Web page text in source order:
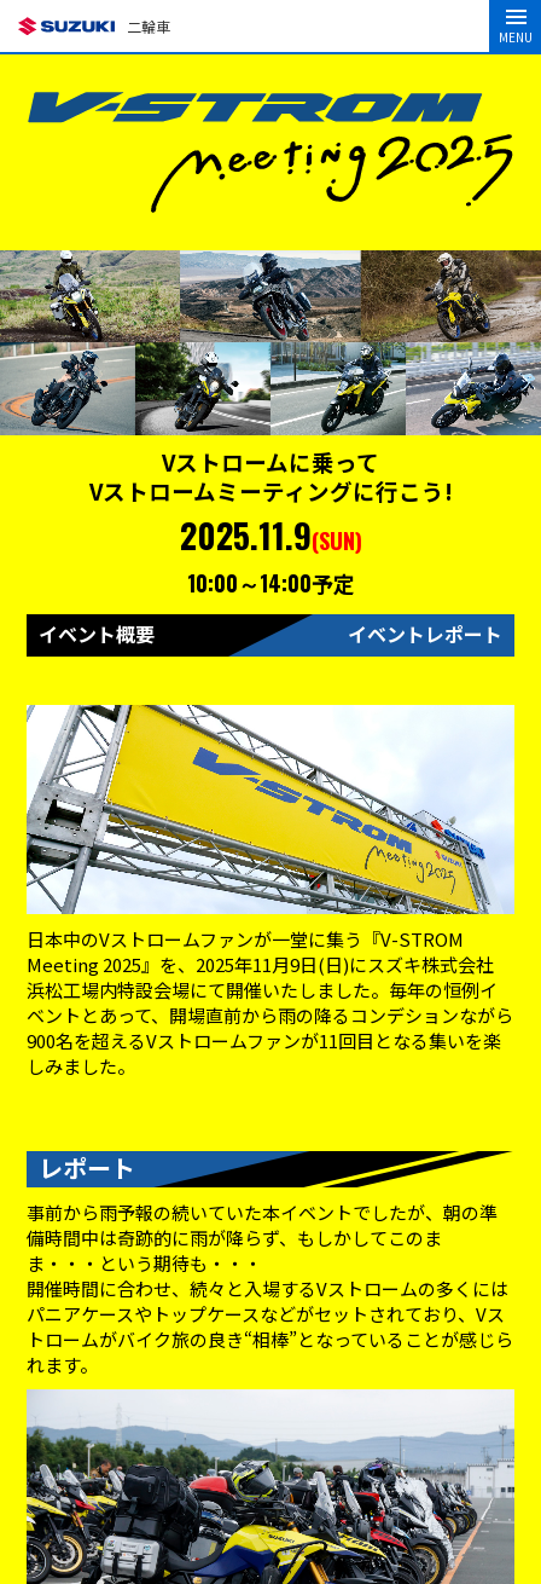
二輪車
MENU
Vストロームに乗って
Vストロームミーティングに行こう!
2025.11.9(SUN)
10:00～14:00予定
イベント概要 イベントレポート
日本中のVストロームファンが一堂に集う『V-STROM
Meeting 2025』を、2025年11月9日(日)にスズキ株式会社
浜松工場内特設会場にて開催いたしました。毎年の恒例イ
ベントとあって、開場直前から雨の降るコンデションながら
900名を超えるVストロームファンが11回目となる集いを楽
しみました。
レポート
事前から雨予報の続いていた本イベントでしたが、朝の準
備時間中は奇跡的に雨が降らず、もしかしてこのま
ま・・・という期待も・・・
開催時間に合わせ、続々と入場するVストロームの多くには
パニアケースやトップケースなどがセットされており、Vス
トロームがバイク旅の良き“相棒”となっていることが感じら
れます。